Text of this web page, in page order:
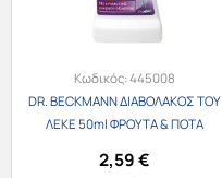
Κωδικός:445008
DR. BECKMANN ΔΙΑΒΟΛΑΚΟΣ ΤΟΥ
ΛΕΚΕ 50ml ΦΡΟΥΤΑ & ΠΟΤΑ
2,59€